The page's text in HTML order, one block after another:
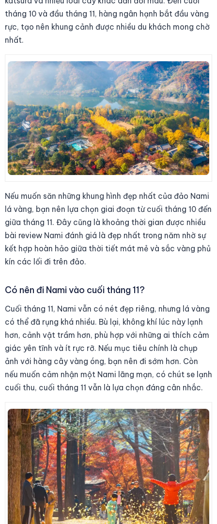
tháng 10 và đầu tháng 11, hàng ngân hạnh bắt đầu vàng
rực, tạo nên khung cảnh được nhiều du khách mong chờ
nhất.
Nếu muốn săn những khung hình đẹp nhất của đảo Nami
lá vàng, bạn nên lựa chọn giai đoạn từ cuối tháng 10 đến
giữa tháng 11. Đây cũng là khoảng thời gian được nhiều
bài review Nami đánh giá là đẹp nhất trong năm nhờ sự
kết hợp hoàn hảo giữa thời tiết mát mẻ và sắc vàng phủ
kín các lối đi trên đảo.
Có nên đi Nami vào cuối tháng 11?
Cuối tháng 11, Nami vẫn có nét đẹp riêng, nhưng lá vàng
có thể đã rụng khá nhiều. Bù lại, không khí lúc này lạnh
hơn, cảnh vật trầm hơn, phù hợp với những ai thích cảm
giác yên tĩnh và ít rực rỡ. Nếu mục tiêu chính là chụp
ảnh với hàng cây vàng óng, bạn nên đi sớm hơn. Còn
nếu muốn cảm nhận một Nami lãng mạn, có chút se lạnh
cuối thu, cuối tháng 11 vẫn là lựa chọn đáng cân nhắc.